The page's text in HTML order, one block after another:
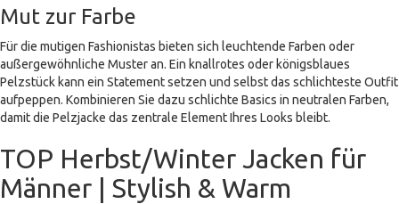
Mut zur Farbe
Für die mutigen Fashionistas bieten sich leuchtende Farben oder
außergewöhnliche Muster an. Ein knallrotes oder königsblaues
Pelzstück kann ein Statement setzen und selbst das schlichteste Outfit
aufpeppen. Kombinieren Sie dazu schlichte Basics in neutralen Farben,
damit die Pelzjacke das zentrale Element Ihres Looks bleibt.
TOP Herbst/Winter Jacken für
Männer | Stylish & Warm